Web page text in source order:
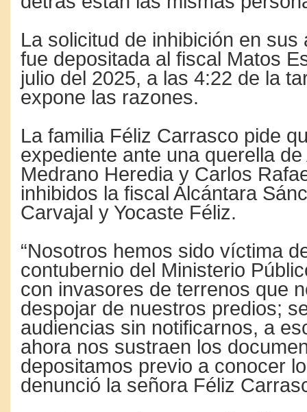
La solicitud de inhibición en sus
fue depositada al fiscal Matos
julio del 2025, a las 4:22 de la
expone las razones.
La familia Féliz Carrasco pide
expediente ante una querella
Medrano Heredia y Carlos
inhibidos la fiscal Alcántara
Carvajal y Yocaste Féliz.
“Nosotros hemos sido víctima
contubernio del Ministerio
con invasores de terrenos que
despojar de nuestros predios;
audiencias sin notificarnos, a
ahora nos sustraen los
depositamos previo a conocer
denunció la señora Féliz